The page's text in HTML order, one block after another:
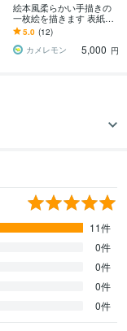
絵本風柔らかい手描きの
一枚絵を描きます 表紙や
挿絵、記念品やプレゼン
トにぴったりな絵本風イ
ラストです
5.0 (12)
カメレモン
5,000 円
11件
0件
0件
0件
0件